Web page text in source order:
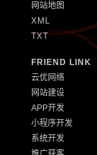
网站地图
XML
TXT
FRIEND LINK
云优网络
网站建设
APP开发
小程序开发
系统开发